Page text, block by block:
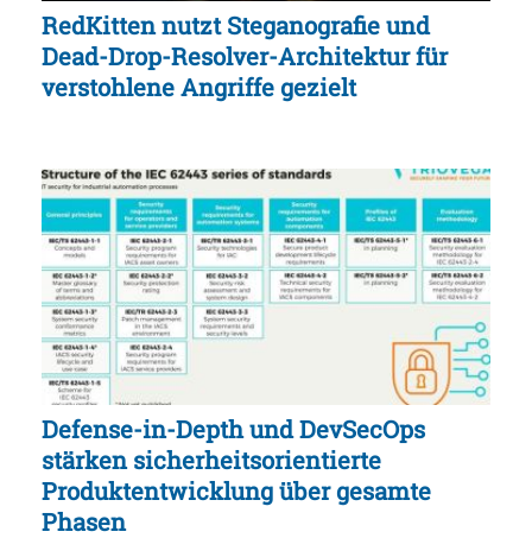
RedKitten nutzt Steganografie und
Dead-Drop-Resolver-Architektur für
verstohlene Angriffe gezielt
Defense-in-Depth und DevSecOps
stärken sicherheitsorientierte
Produktentwicklung über gesamte
Phasen